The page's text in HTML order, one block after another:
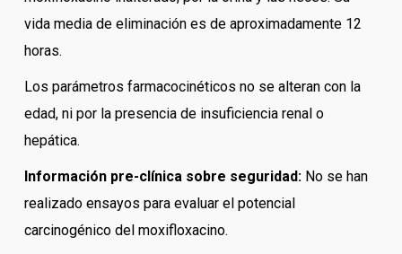
vida media de eliminación es de aproximadamente 12
horas.
Los parámetros farmacocinéticos no se alteran con la
edad, ni por la presencia de insuficiencia renal o
hepática.
Información pre-clínica sobre seguridad:No se han
realizado ensayos para evaluar el potencial
carcinogénico del moxifloxacino.